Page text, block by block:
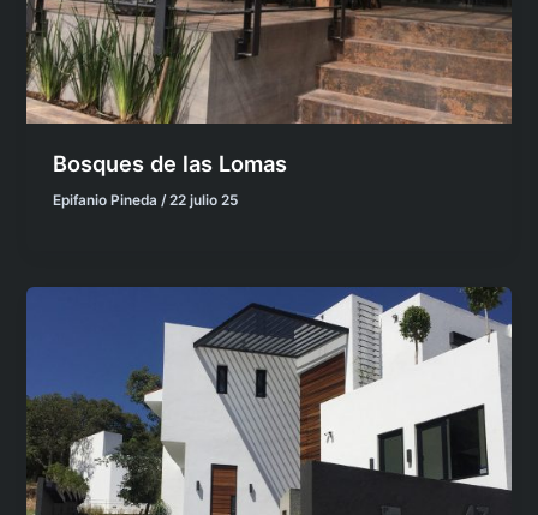
Bosques de las Lomas
Epifanio Pineda /22 julio 25